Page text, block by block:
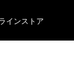
インストア